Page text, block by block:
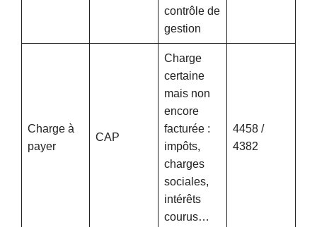
contrôle de
gestion
Charge à
payer
CAP
Charge
certaine
mais non
encore
facturée :
impôts,
charges
sociales,
intérêts
courus…
4458 /
4382